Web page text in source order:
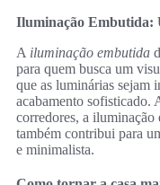
Iluminação Embutida:
A iluminação embutida
para quem busca um
que as luminárias sejam
acabamento sofisticado.
corredores, a iluminação
também contribui para
e minimalista.